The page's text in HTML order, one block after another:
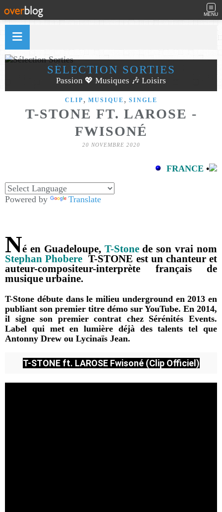
MENU
SÉLECTION SORTIES
Passion 💖 Musiques 🎶 Loisirs
CLIP , MUSIQUE , SINGLE
T-STONE FT. LAROSE -
FWISONÉ
20 NOVEMBRE 2020
FRANCE •
Powered by Translate
Né en Guadeloupe, T-Stonede son vrai nom
Stephan Phobere T-STONE est un chanteur et
auteur-compositeur-interprète français de
musique urbaine.
T-Stone débute dans le milieu underground en 2013 en
publiant son premier titre démo sur YouTube. En 2014,
il signe son premier contrat chez Sérénités Events.
Label qui met en lumière déjà des talents tel que
Antonny Drew ou Lycinaïs Jean.
T-STONE ft. LAROSE Fwisoné (Clip Officiel)